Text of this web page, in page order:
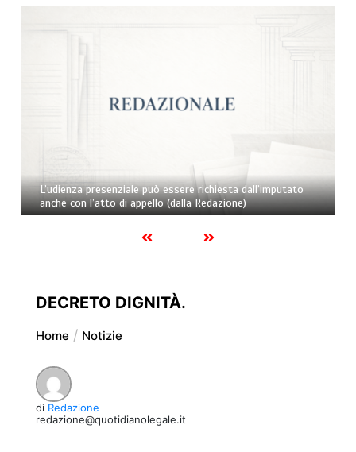
L’udienza presenziale può essere richiesta dall’imputato
anche con l’atto di appello (dalla Redazione)
DECRETO DIGNITÀ.
Home Notizie
di Redazione
redazione@quotidianolegale.it